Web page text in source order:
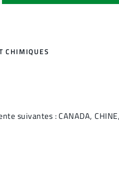
CHIMIQUES
suivantes : CANADA,